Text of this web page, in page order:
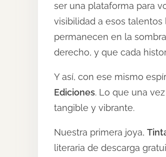
ser una plataforma para
visibilidad a esos talentos
permanecen en la
derecho, y que cada
Y así, con ese mismo
Ediciones. Lo que una
tangible y vibrante.
Nuestra primera joya,
literaria de descarga